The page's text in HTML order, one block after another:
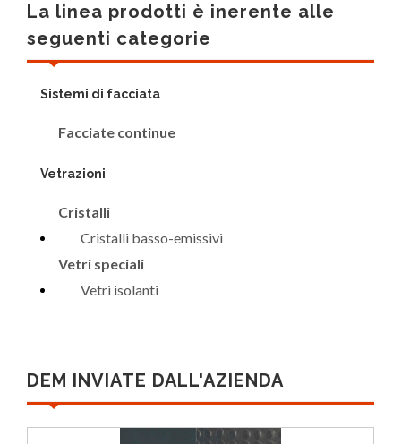
La linea prodotti è inerente alle
seguenti categorie
Sistemi di facciata
Facciate continue
Vetrazioni
Cristalli
Cristalli basso-emissivi
Vetri speciali
Vetri isolanti
DEM INVIATE DALL'AZIENDA